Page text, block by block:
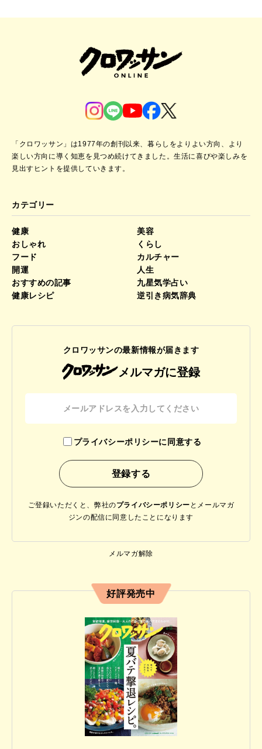
「クロワッサン」は1977年の創刊以来、暮らしをよりよい方向、より
楽しい方向に導く知恵を見つめ続けてきました。生活に喜びや楽しみを
見出すヒントを提供していきます。
カテゴリー
健康
美容
おしゃれ
くらし
フード
カルチャー
開運
人生
おすすめの記事
九星気学占い
健康レシピ
逆引き病気辞典
クロワッサンの最新情報が届きます
メルマガに登録
プライバシーポリシーに同意する
ご登録いただくと、弊社のプライバシーポリシー と メールマガ
ジンの配信に同意したことになります
メルマガ解除
好評発売中